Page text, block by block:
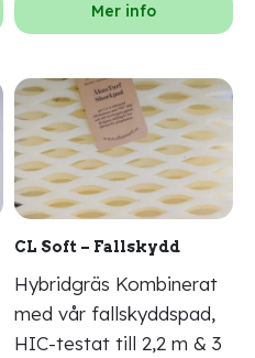
Mer info
CL Soft – Fallskydd
Hybridgräs Kombinerat
med vår fallskyddspad,
HIC-testat till 2,2 m & 3